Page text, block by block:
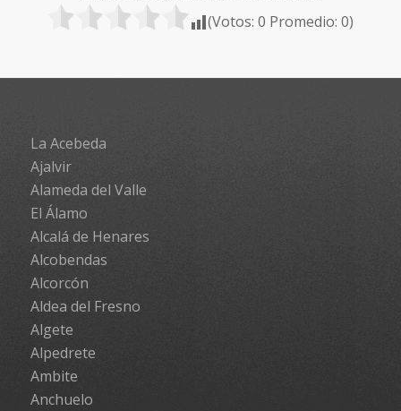
(Votos:0 Promedio:0)
La Acebeda
Ajalvir
Alameda del Valle
El Álamo
Alcalá de Henares
Alcobendas
Alcorcón
Aldea del Fresno
Algete
Alpedrete
Ambite
Anchuelo